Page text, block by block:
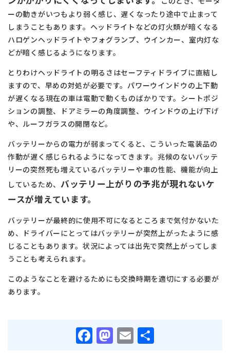
ーの動きがいつもより弱く感じ、遅くなったり途中で止まって
しまうこともあります。ヘッドライトなどの灯火類が暗くなる
ハロゲンヘッドライトやフォグランプ、ウインカー、室内灯な
どが暗く感じるようになります。
とりわけヘッドライトの明るさはセーフティドライブに直結し
ますので、早めの対処が必要です。パワーウインドウの上下動
が遅くなる現在の車は電動で動くものばかりです。シートポジ
ションの調整、ドアミラーの角度調整、ウインドウの上げ下げ
や、ルーフガラスの開閉など。
バッテリーからの電力が弱まってくると、こういった電装品の
作動が遅く感じられるようになってきます。兆候のないバッテ
リーの突然死も増えているバッテリーや車の性能、機能が向上
しているため、 バッテリー上がりの予兆が現れないケ
ースが増えています。
バッテリーが最終的に使用不可になるところまで気付かないた
め、ドライバーにとってはバッテリーが突然上がったように感
じることもあります。状況によっては出先で突然上がってしま
うことも考えられます。
このようなことを避けるためにも交換時期を適切にする必要が
あります。
Facebook
Mastodon
Email